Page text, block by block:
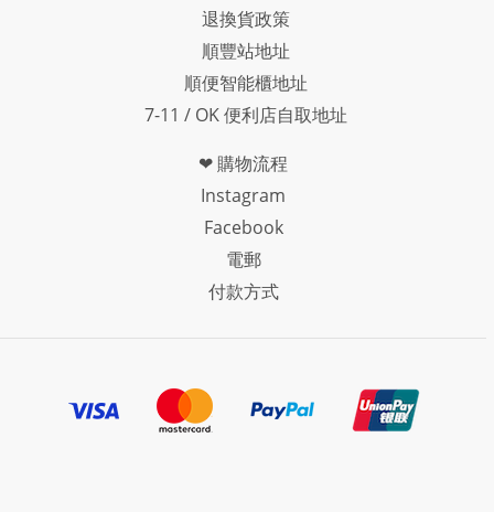
退換貨政策
順豐站地址
順便智能櫃地址
7-11 / OK 便利店自取地址
❤ 購物流程
Instagram
Facebook
電郵
付款方式